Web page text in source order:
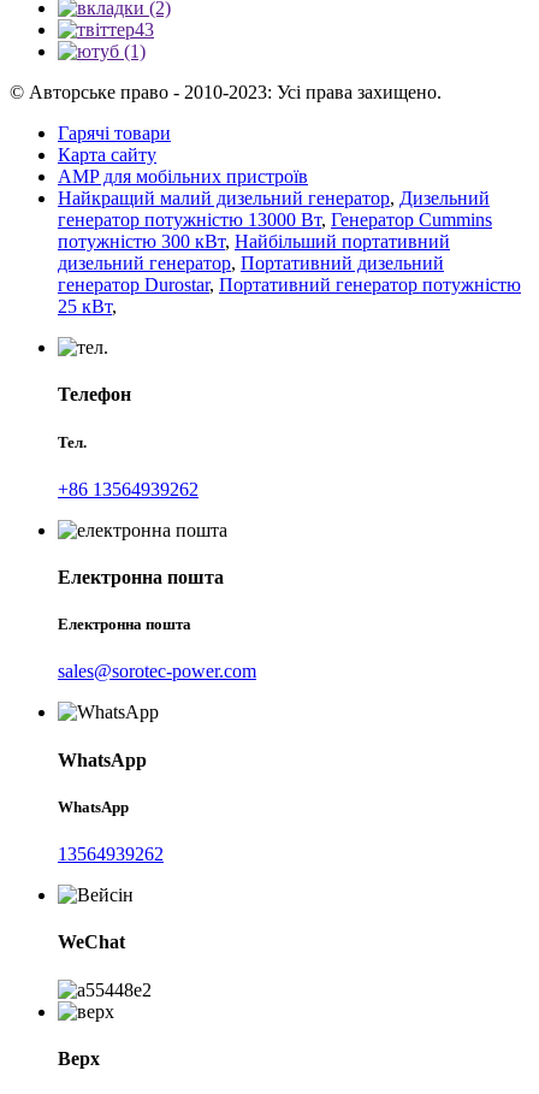
© Авторське право - 2010-2023: Усі права захищено.
Гарячі товари
Карта сайту
AMP для мобільних пристроїв
Найкращий малий дизельний генератор, Дизельний
генератор потужністю 13000 Вт, Генератор Cummins
потужністю 300 кВт, Найбільший портативний
дизельний генератор, Портативний дизельний
генератор Durostar, Портативний генератор потужністю
25 кВт,
Телефон
Тел.
+86 13564939262
Електронна пошта
Електронна пошта
sales@sorotec-power.com
WhatsApp
WhatsApp
13564939262
WeChat
Верх